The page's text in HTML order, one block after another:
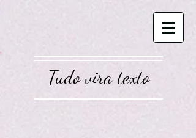
Tudo vira texto